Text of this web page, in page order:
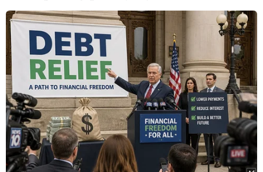
Về phía Argentina, các Chủ tịch Nhóm nghị sỹ
hữu nghị với các nước ASEAN cam kết tạo điều
kiện thuận lợi cho đối thoại và hợp tác giữa các
bên./.
(Vietnam+)